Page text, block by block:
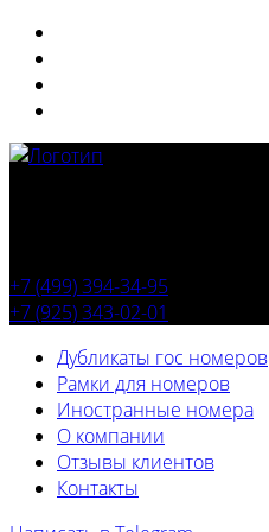
+7 (499) 394-34-95
+7 (925) 343-02-01
Дубликаты гос номеров
Рамки для номеров
Иностранные номера
О компании
Отзывы клиентов
Контакты